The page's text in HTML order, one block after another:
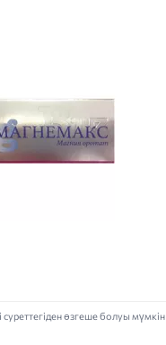
өзгеше болуы мүмкін